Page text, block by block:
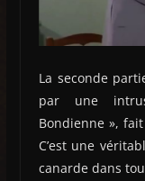
La seconde
par une
Bondienne »,
C’est une
canarde dans